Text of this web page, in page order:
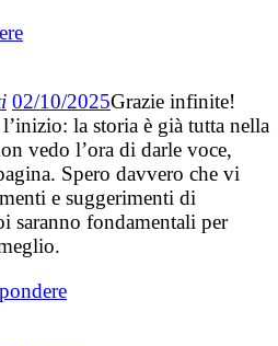
02/10/2025Grazie infinite!
la storia è già tutta nella
vedo l’ora di darle voce,
Spero davvero che vi
e suggerimenti di
saranno fondamentali per